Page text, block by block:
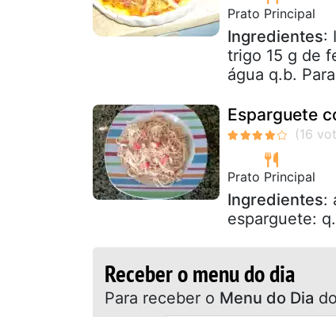
Prato Principal
Ingredientes:
trigo 15 g de
água q.b.
Esparguete
Prato Principal
Ingredientes:
esparguete:
Receber o menu do dia
Para receber o Menu do Dia